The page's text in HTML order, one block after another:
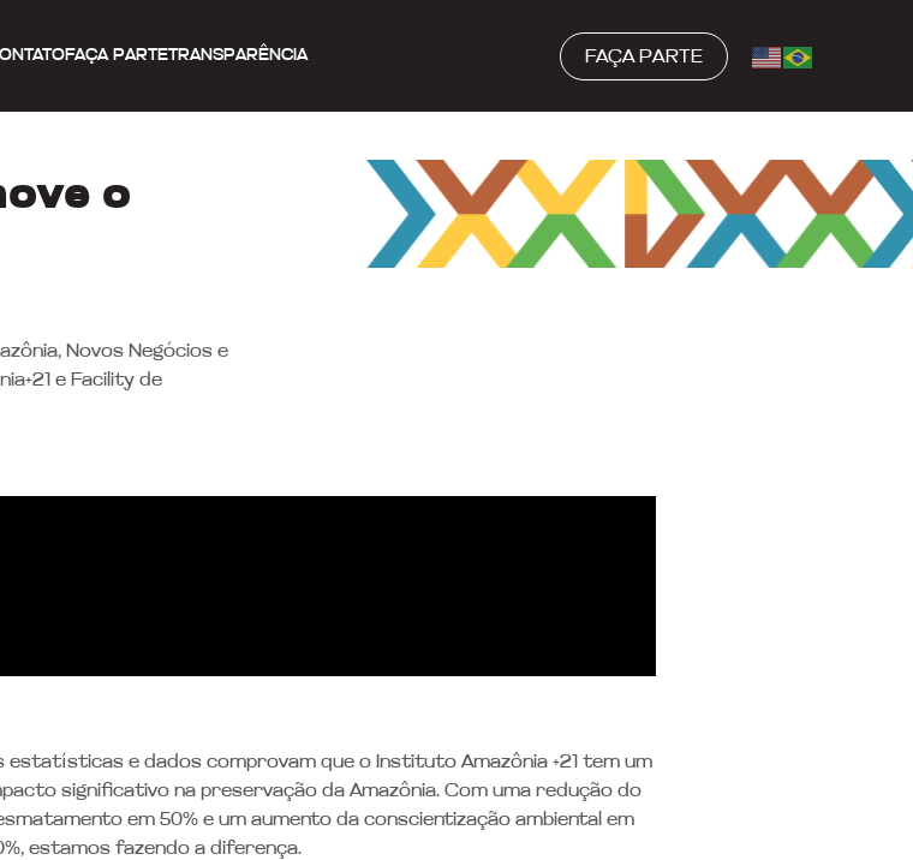
FAÇA PARTETRANSPARÊNCIA FAÇA PARTE
o
Novos Negócios e
e Facility de
estatísticas e dados comprovam que o Instituto Amazônia +21 tem um
significativo na preservação da Amazônia. Com uma redução do
em 50% e um aumento da conscientização ambiental em
estamos fazendo a diferença.